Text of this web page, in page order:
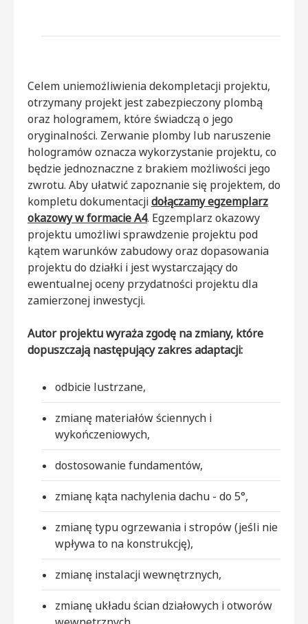
Celem uniemożliwienia dekompletacji projektu,
otrzymany projekt jest zabezpieczony plombą
oraz hologramem, które świadczą o jego
oryginalności. Zerwanie plomby lub naruszenie
hologramów oznacza wykorzystanie projektu, co
będzie jednoznaczne z brakiem możliwości jego
zwrotu. Aby ułatwić zapoznanie się projektem, do
kompletu dokumentacjidołączamy egzemplarz
okazowy w formacie A4. Egzemplarz okazowy
projektu umożliwi sprawdzenie projektu pod
kątem warunków zabudowy oraz dopasowania
projektu do działki i jest wystarczający do
ewentualnej oceny przydatności projektu dla
zamierzonej inwestycji.
Autor projektu wyraża zgodę na zmiany, które
dopuszczają następujący zakres adaptacji:
odbicie lustrzane,
zmianę materiałów ściennych i
wykończeniowych,
dostosowanie fundamentów,
zmianę kąta nachylenia dachu - do 5°,
zmianę typu ogrzewania i stropów (jeśli nie
wpływa to na konstrukcję),
zmianę instalacji wewnętrznych,
zmianę układu ścian działowych i otworów